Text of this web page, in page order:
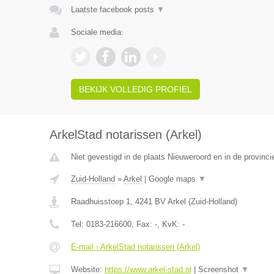
Laatste facebook posts ▼
Sociale media:
BEKIJK VOLLEDIG PROFIEL
ArkelStad notarissen (Arkel)
Niet gevestigd in de plaats Nieuweroord en in de
Zuid-Holland » Arkel Google maps ▼
Raadhuisstoep 1, 4241 BV Arkel (Zuid-Holland)
Tel: 0183-216600, Fax: -, KvK: -
E-mail › ArkelStad notarissen (Arkel)
Website: https://www.arkel-stad.nl Screenshot ▼